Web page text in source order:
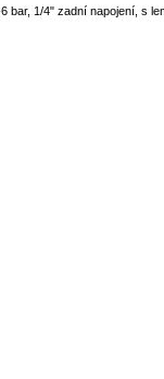
bar, 1/4" zadní napojení, s